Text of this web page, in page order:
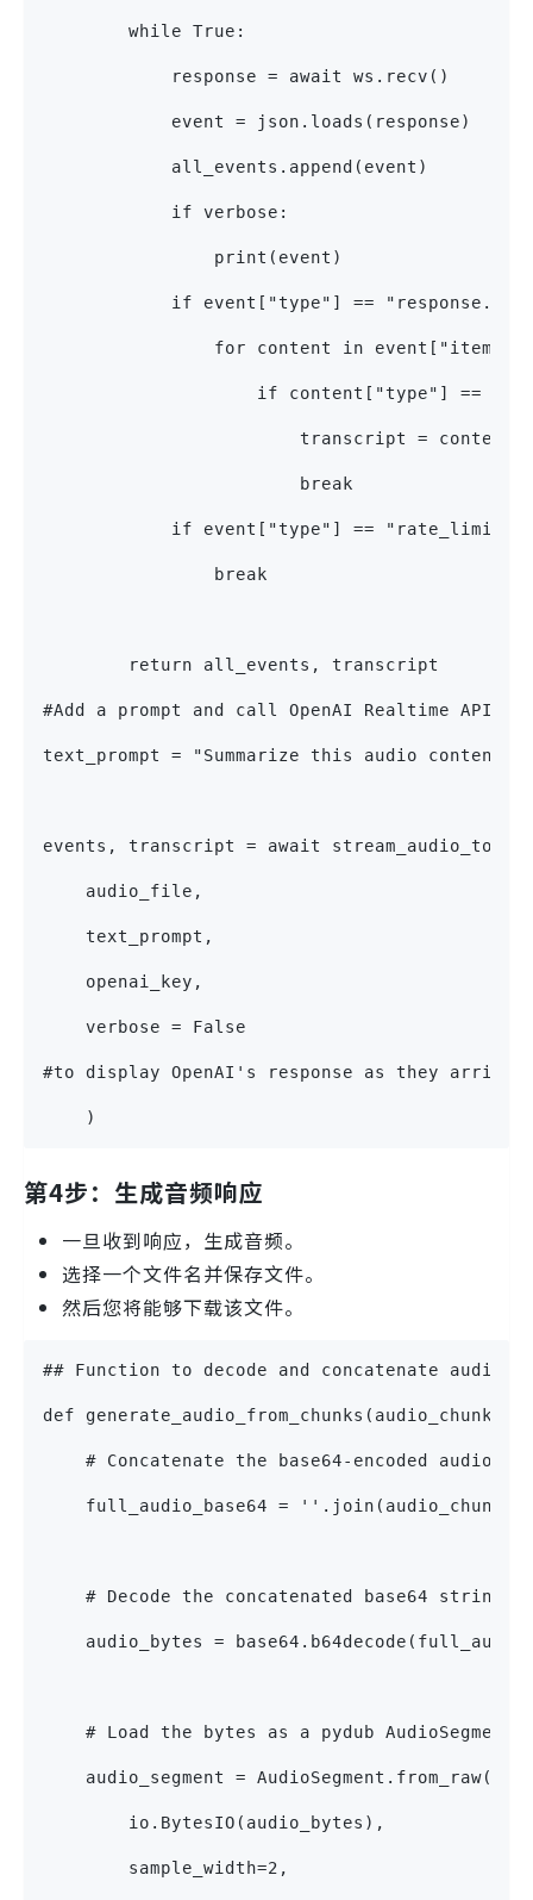
        while True:
            response = await ws.recv()
            event = json.loads(response)
            all_events.append(event)
            if verbose:
                print(event)
if event["type"] ==
for content in
if content["type"] ==
transcript =
                        break
if event["type"] ==
                break
        return all_events, transcript
#Add a prompt and call OpenAI Realtime API
text_prompt = "Summarize this audio content"
events, transcript = await
    audio_file,
    text_prompt,
    openai_key,
    verbose = False
#to display OpenAI's response as they arrive,
    )
第4步：生成音频响应
一旦收到响应，生成音频。
选择一个文件名并保存文件。
然后您将能够下载该文件。
## Function to decode and concatenate
def generate_audio_from_chunks(audio_chunks,
# Concatenate the base64-encoded audio
    full_audio_base64 = ''.join(audio_chunks)
# Decode the concatenated base64 string
audio_bytes =
# Load the bytes as a pydub AudioSegment
    audio_segment = AudioSegment.from_raw(
        io.BytesIO(audio_bytes),
        sample_width=2,